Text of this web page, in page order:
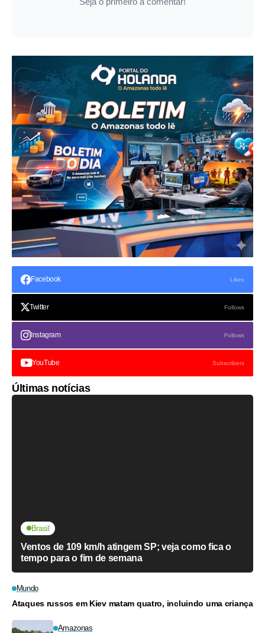
Facebook Likes
Twitter Follows
Instagram Follows
YouTube Subscribers
Últimas notícias
Brasil
Ventos de 109 km/h atingem SP; veja como fica o
tempo para o fim de semana
Mundo
Ataques russos em Kiev matam quatro, incluindo uma criança
Amazonas